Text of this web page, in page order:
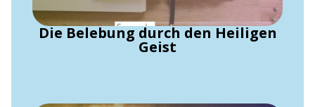
Die Belebung durch den Heiligen
Geist